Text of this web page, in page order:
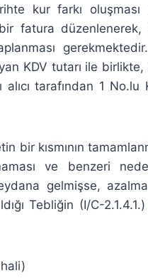
kur farkı
fatura düzenlenerek,
KDV tutarı ile birlikte,
tarafından 1
bir kısmının
ve benzeri
gelmişse,
Tebliğin (I/C-